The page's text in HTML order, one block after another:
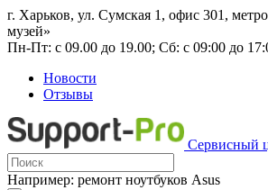
г. Харьков, ул. Сумская 1, офис 301,
музей»
Пн-Пт: с 09.00 до 19.00; Сб: с 09:00 до
Новости
Отзывы
Сервисный
Например: ремонт ноутбуков Asus